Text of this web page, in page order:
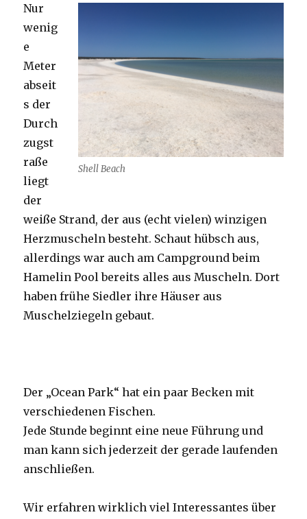
Shell Beach
Nur
wenig
e
Meter
abseit
s der
Durch
zugst
raße
liegt
der
weiße Strand, der aus (echt vielen) winzigen
Herzmuscheln besteht. Schaut hübsch aus,
allerdings war auch am Campground beim
Hamelin Pool bereits alles aus Muscheln. Dort
haben frühe Siedler ihre Häuser aus
Muschelziegeln gebaut.
Der „Ocean Park“ hat ein paar Becken mit
verschiedenen Fischen.
Jede Stunde beginnt eine neue Führung und
man kann sich jederzeit der gerade laufenden
anschließen.
Wir erfahren wirklich viel Interessantes über